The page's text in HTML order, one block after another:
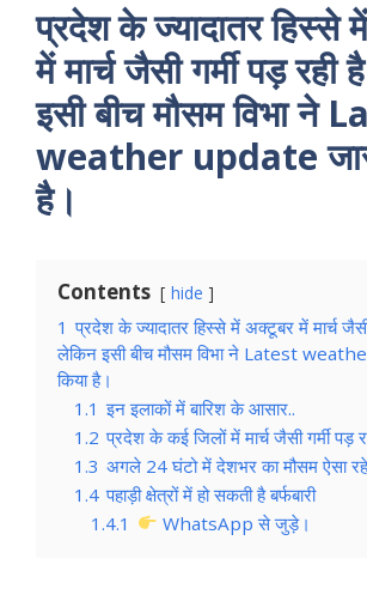
प्रदेश के ज्यादातर हिस्से
में मार्च जैसी गर्मी पड़
इसी बीच मौसम विभा ने
weather update
है।
Contents hide
1 प्रदेश के ज्यादातर हिस्से में अक्टूबर में मार्च जैसी
लेकिन इसी बीच मौसम विभा ने Latest
किया है।
1.1 इन इलाकों में बारिश के आसार..
1.2 प्रदेश के कई जिलों में मार्च जैसी गर्मी पड़
1.3 अगले 24 घंटो में देशभर का मौसम ऐसा
1.4 पहाड़ी क्षेत्रों में हो सकती है बर्फबारी
1.4.1
WhatsApp से जुड़े।